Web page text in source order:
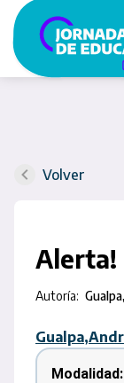
Volver
Alerta!
Autoría: